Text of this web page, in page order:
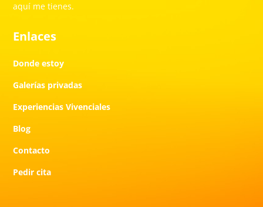
aquí me tienes.
Enlaces
Donde estoy
Galerías privadas
Experiencias Vivenciales
Blog
Contacto
Pedir cita